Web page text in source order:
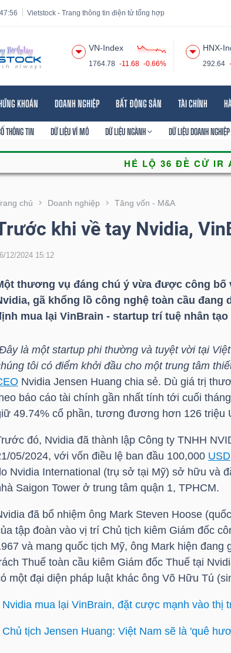
Vietstock - Trang thông tin điện tử tổng hợp
VN-Index
1764.78 -11.68 -0.66%
HNX-
292.64
KHOÁN DOANH NGHIỆP BẤT ĐỘNG SẢN TÀI CHÍNH
THÔNG TIN DỮ LIỆU VĨ MÔ DỮ LIỆU NGÀNH DỮ LIỆU DOANH NGHIỆP
chủ Doanh nghiệp Tăng vốn - M&A
khi về tay Nvidia,
12/2024 15:12
thương vụ đáng chú ý vừa được công bố
gã khổng lồ công nghệ toàn cầu đang
mua lại VinBrain - startup trí tuệ nhân tạo
là một startup phi thường và tuyệt vời tại
tôi có điểm khởi đầu cho một trung tâm
Nvidia Jensen Huang chia sẻ. Dù giá trị
báo cáo tài chính gần nhất tính tới cuối
49.74% cổ phần, tương đương hơn 126 triệu
đó, Nvidia đã thành lập Công ty TNHH
05/2024, với vốn điều lệ ban đầu 100,000 USD
Nvidia International (trụ sở tại Mỹ) sở hữu và
Saigon Tower ở trung tâm quận 1, TPHCM.
đã bổ nhiệm ông Mark Steven Hoose
tập đoàn vào vị trí Chủ tịch kiêm Giám đốc
và mang quốc tịch Mỹ, ông Mark hiện
Thuế toàn cầu kiêm Giám đốc Thuế tại
một đại diện pháp luật khác ông Võ Hữu Tú
Nvidia mua lại VinBrain, đặt cược mạnh vào thị
Chủ tịch Jensen Huang: Việt Nam sẽ là 'quê